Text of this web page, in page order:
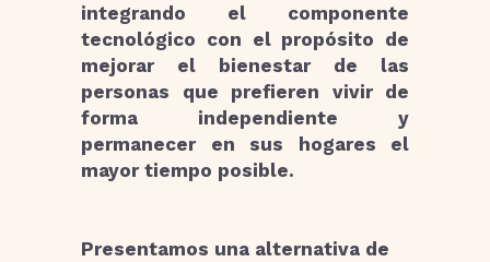
integrando el componente
tecnológico con el propósito de
mejorar el bienestar de las
personas que prefieren vivir de
forma independiente y
permanecer en sus hogares el
mayor tiempo posible.
Presentamos una alternativa de